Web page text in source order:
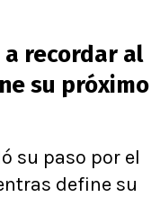
a recordar al
su próximo
su paso por el
define su